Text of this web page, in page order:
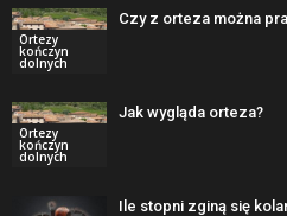
Ortezy
kończyn
dolnych
Czy z orteza można
Ortezy
kończyn
dolnych
Jak wygląda orteza?
Ile stopni zginą się